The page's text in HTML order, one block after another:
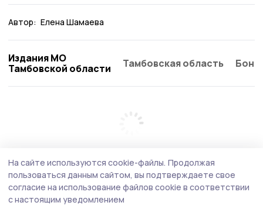
Автор: Елена Шамаева
Издания МО
Тамбовской области
Тамбовская область
На сайте используются cookie-файлы. Продолжая
пользоваться данным сайтом, вы подтверждаете свое
согласие на использование файлов cookie в соответствии
с настоящим уведомлением